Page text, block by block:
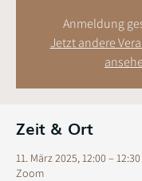
Anmeldung
Jetzt andere
Zeit & Ort
11. März 2025, 12:00 – 12:30
Zoom